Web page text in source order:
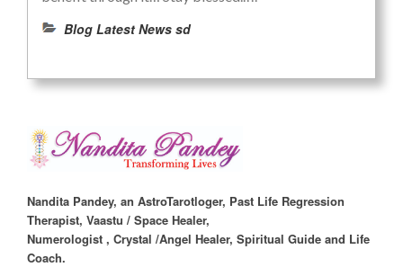
Blog Latest News sd
Nandita Pandey, an AstroTarotloger, Past Life Regression
Therapist, Vaastu / Space Healer,
Numerologist , Crystal /Angel Healer, Spiritual Guide and Life
Coach.